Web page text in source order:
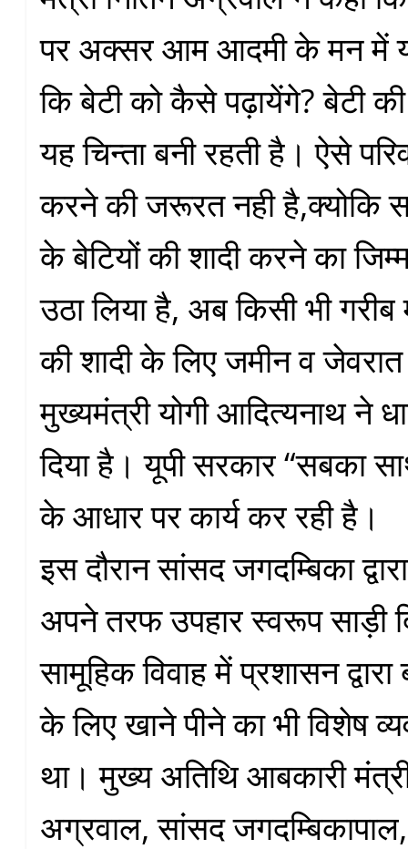
पर अक्सर आम आदमी के मन में
कि बेटी को कैसे पढ़ायेंगे? बेटी
यह चिन्ता बनी रहती है। ऐसे
करने की जरूरत नही है,क्योकि
के बेटियों की शादी करने का
उठा लिया है, अब किसी भी गरीब
की शादी के लिए जमीन व
मुख्यमंत्री योगी आदित्यनाथ ने
दिया है। यूपी सरकार “सबका
के आधार पर कार्य कर रही है।
इस दौरान सांसद जगदम्बिका
अपने तरफ उपहार स्वरूप साड़ी
सामूहिक विवाह में प्रशासन द्वारा
के लिए खाने पीने का भी विशेष
था। मुख्य अतिथि आबकारी
अग्रवाल, सांसद